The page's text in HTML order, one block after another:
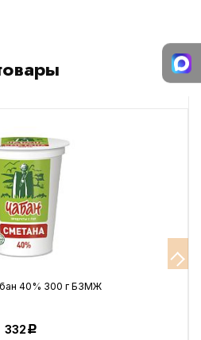
40% 300 г БЗМЖ
332Р